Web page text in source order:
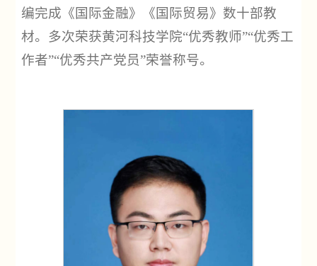
编完成《国际金融》《国际贸易》数十部教
材。多次荣获黄河科技学院“优秀教师”“优秀工
作者”“优秀共产党员”荣誉称号。